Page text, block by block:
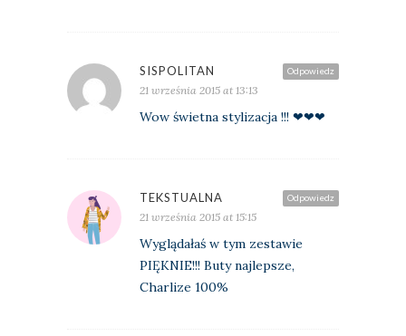
Odpowiedz
SISPOLITAN
21 września 2015 at 13:13
Wow świetna stylizacja !!! ❤❤❤
Odpowiedz
TEKSTUALNA
21 września 2015 at 15:15
Wyglądałaś w tym zestawie
PIĘKNIE!!! Buty najlepsze,
Charlize 100%